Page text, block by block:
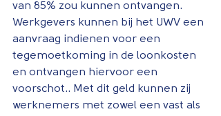
van 85% zou kunnen ontvangen.
Werkgevers kunnen bij het UWV een
aanvraag indienen voor een
tegemoetkoming in de loonkosten
en ontvangen hiervoor een
voorschot.. Met dit geld kunnen zij
werknemers met zowel een vast als